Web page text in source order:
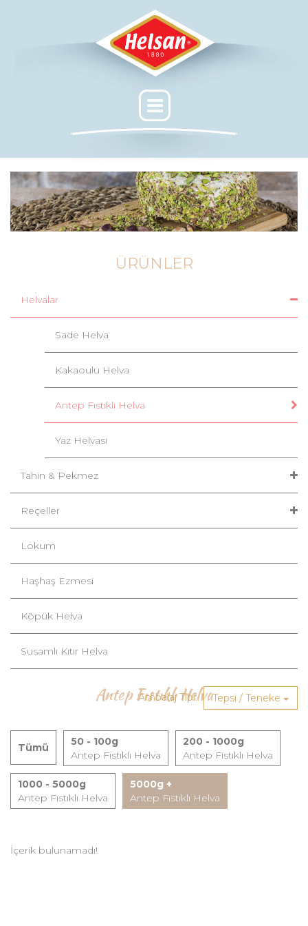
ÜRÜNLER
Helvalar
Sade Helva
Kakaoulu Helva
Antep Fıstıklı Helva
Yaz Helvası
Tahin & Pekmez
Reçeller
Lokum
Haşhaş Ezmesi
Köpük Helva
Susamlı Kıtır Helva
Antep Fıstıklı Helva
Ambalaj Tipi: Tepsi / Teneke
Tümü
50 - 100g
Antep Fıstıklı Helva
200 - 1000g
Antep Fıstıklı Helva
1000 - 5000g
Antep Fıstıklı Helva
5000g +
Antep Fıstıklı Helva
İçerik bulunamadı!